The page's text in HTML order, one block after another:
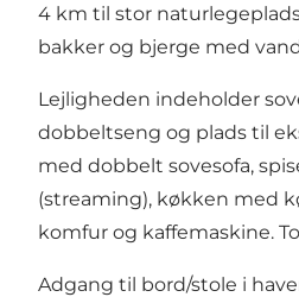
4 km til stor
bakker og bjerge med
Lejligheden indeholder
dobbeltseng og plads til
med dobbelt sovesofa,
(streaming), køkken med
komfur og kaffemaskine.
Adgang til bord/stole i